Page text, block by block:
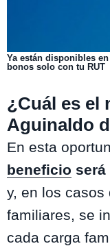
Ya están disponibles
bonos solo con tu RUT
¿Cuál es el
Aguinaldo
En esta
beneficio será
y, en los casos
familiares, se
cada carga